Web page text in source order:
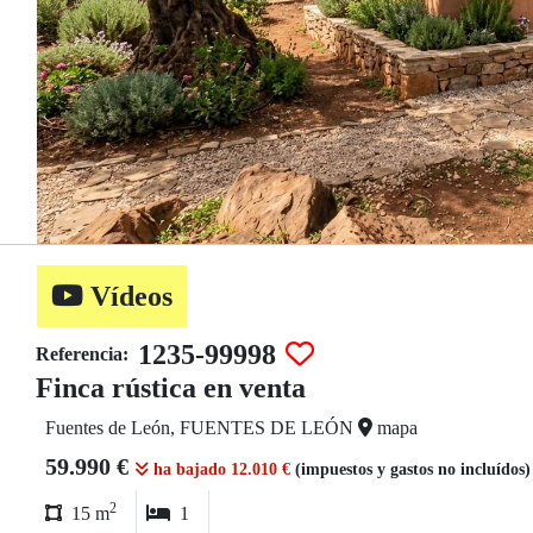
Vídeos
Referencia:
1235-99998
Finca rústica en venta
Fuentes de León, FUENTES DE LEÓN mapa
59.990 € ha bajado 12.010 € (impuestos y gastos no
15 m2 1